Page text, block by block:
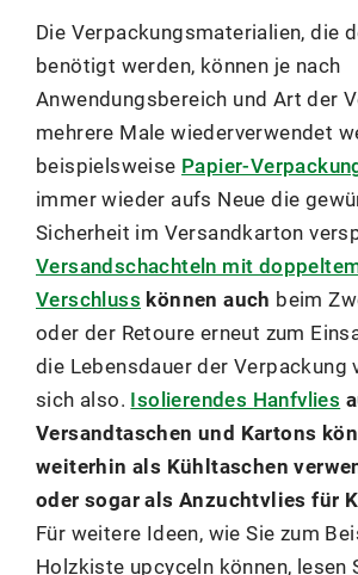
Die Verpackungsmaterialien, die
benötigt werden, können je nach
Anwendungsbereich und Art der
mehrere Male wiederverwendet
beispielsweise Papier-
immer wieder aufs Neue die
Sicherheit im Versandkarton
Versandschachteln mit
Verschluss können auch beim
oder der Retoure erneut zum
die Lebensdauer der Verpackung
sich also. Isolierendes Hanfvlies
Versandtaschen und Kartons
weiterhin als Kühltaschen
oder sogar als Anzuchtvlies für
Für weitere Ideen, wie Sie zum
Holzkiste upcyceln können, lesen